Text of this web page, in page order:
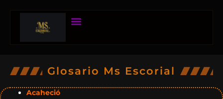
Glosario Ms Escorial
Acaheció